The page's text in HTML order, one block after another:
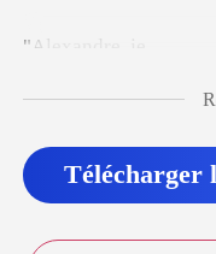
xandr
Télécharger